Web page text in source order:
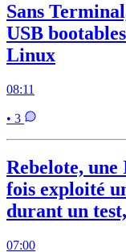
Sans
USB
Linux
08:11
• 3
Rebelote, une
fois exploité
durant un
07:00